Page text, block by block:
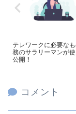
テレワークに必要な
務のサラリーマンが
公開！
コメント